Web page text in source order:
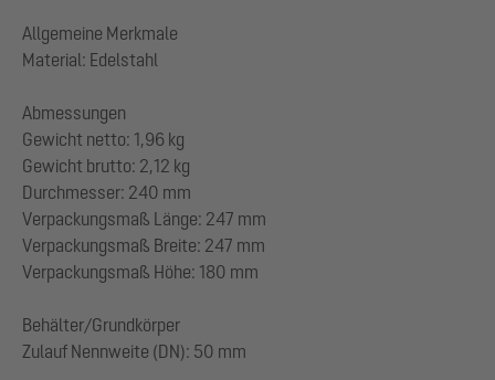
Allgemeine Merkmale
Material: Edelstahl
Abmessungen
Gewicht netto: 1,96 kg
Gewicht brutto: 2,12 kg
Durchmesser: 240 mm
Verpackungsmaß Länge: 247 mm
Verpackungsmaß Breite: 247 mm
Verpackungsmaß Höhe: 180 mm
Behälter/Grundkörper